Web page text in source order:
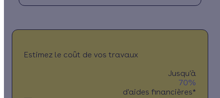
Estimez le coût de vos travaux
Jusqu'à
70%
d'aides financières*